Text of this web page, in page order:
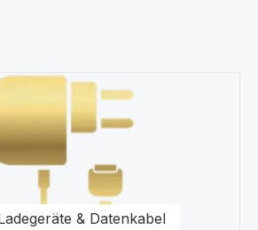
Zubehör, Displayfolie und
und Originalität unserer
Find X2 Neo im Vordergrund.
von Produkten wie Displays
Ihr Oppo Find X2 Neo in unserem
für Sie vor.& Datenkabel